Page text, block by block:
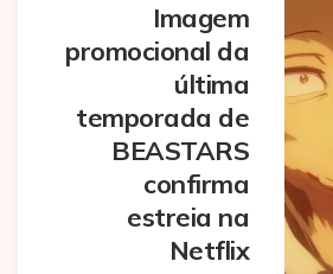
Imagem
promocional da
última
temporada de
BEASTARS
confirma
estreia na
Netflix